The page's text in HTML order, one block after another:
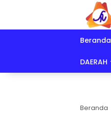
Beranda
DAERAH
Beranda